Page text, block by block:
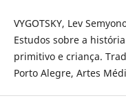
VYGOTSKY, Lev
Estudos sobre a
primitivo e criança.
Porto Alegre, Artes